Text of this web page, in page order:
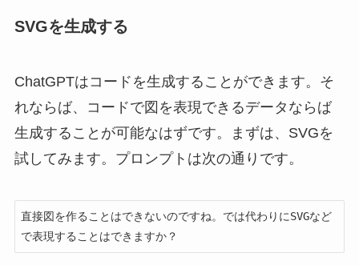
SVGを生成する
ChatGPTはコードを生成することができます。そ
れならば、コードで図を表現できるデータならば
生成することが可能なはずです。まずは、SVGを
試してみます。プロンプトは次の通りです。
直接図を作ることはできないのですね。では代わりにSVGなど
で表現することはできますか？